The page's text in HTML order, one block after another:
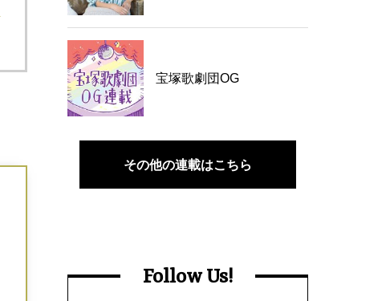
宝塚歌劇団OG
その他の連載はこちら
Follow Us!